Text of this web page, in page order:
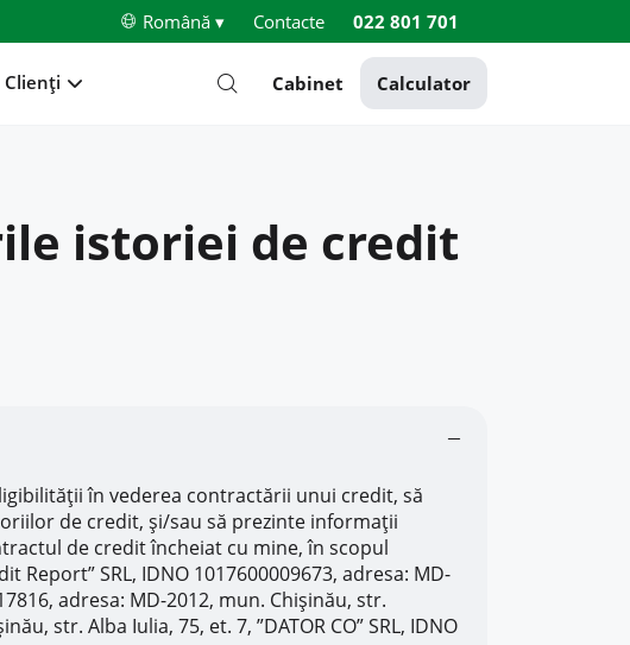
Română ▾ Contacte 022 801 701
Clienți Cabinet Calculator
istoriei de credit
în vederea contractării unui credit, să
de credit, și/sau să prezinte informații
de credit încheiat cu mine, în scopul
SRL, IDNO 1017600009673, adresa: MD-
adresa: MD-2012, mun. Chișinău, str.
str. Alba Iulia, 75, et. 7, ”DATOR CO” SRL, IDNO